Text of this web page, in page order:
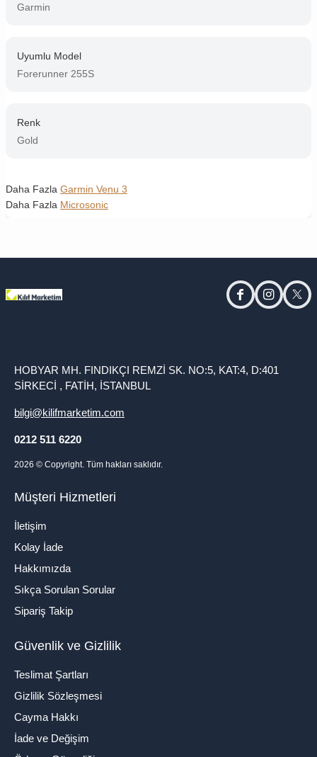
Garmin
Uyumlu Model
Forerunner 255S
Renk
Gold
Daha Fazla Garmin Venu 3
Daha Fazla Microsonic
facebookinstagram
HOBYAR MH. FINDIKÇI REMZİ SK. NO:5, KAT:4, D:401
SİRKECİ , FATİH, İSTANBUL
bilgi@kilifmarketim.com
0212 511 6220
2026 © Copyright. Tüm hakları saklıdır.
Müşteri Hizmetleri
İletişim
Kolay İade
Hakkımızda
Sıkça Sorulan Sorular
Sipariş Takip
Güvenlik ve Gizlilik
Teslimat Şartları
Gizlilik Sözleşmesi
Cayma Hakkı
İade ve Değişim